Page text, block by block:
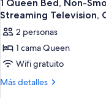
habitaciones
todas
las
fotos
de
1
Queen
1 Queen Bed, Non-
Streaming Television,
2 personas
1 cama Queen
Wifi gratuito
Más detalles
Más